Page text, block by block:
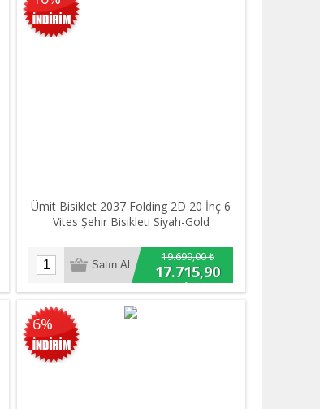
Ümit Bisiklet 2037 Folding 2D 20 İnç 6
Vites Şehir Bisikleti Siyah-Gold
19.699,00 ₺
17.715,90
₺
6%